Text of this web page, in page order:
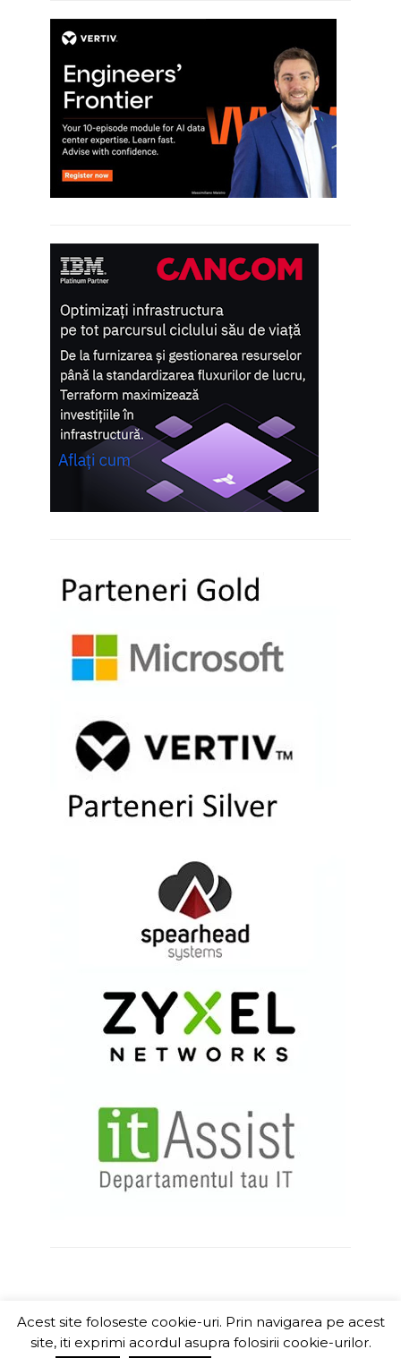
ITChannel
Acest site foloseste cookie-uri. Prin navigarea pe acest
site, iti exprimi acordul asupra folosirii cookie-urilor.